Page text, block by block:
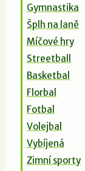
Gymnastika
Šplh na laně
Míčové hry
Streetball
Basketbal
Florbal
Fotbal
Volejbal
Vybíjená
Zimní sporty